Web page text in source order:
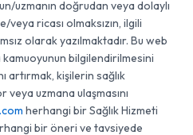
uzmanın doğrudan veya dolaylı
ricası olmaksızın, ilgili
olarak yazılmaktadır. Bu web
kamuoyunun bilgilendirilmesini
artırmak, kişilerin sağlık
uzmana ulaşmasını
herhangi bir Sağlık Hizmeti
bir öneri ve tavsiyede